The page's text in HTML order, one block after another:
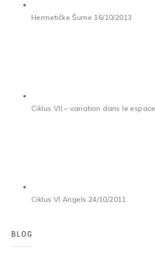
Hermetičke Šume 16/10/2013
Ciklus VII – variation dans le espace
Ciklus VI Angels 24/10/2011
BLOG